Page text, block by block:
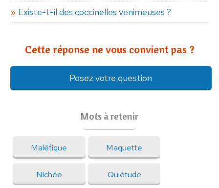
Existe-t-il des coccinelles venimeuses ?
Cette réponse ne vous convient pas ?
Posez votre question
Mots à retenir
Maléfique Maquette
Nichée Quiétude